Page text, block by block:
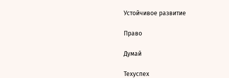
Устойчивое развитие
Право
Думай
Техуспех